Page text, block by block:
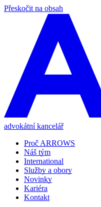
Přeskočit na obsah
advokátní kancelář
Proč ARROWS
Náš tým
International
Služby a obory
Novinky
Kariéra
Kontakt